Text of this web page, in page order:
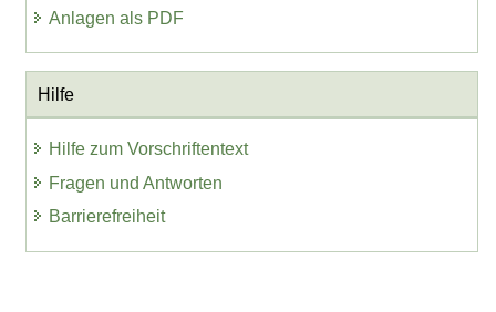
Anlagen als PDF
Hilfe
Hilfe zum Vorschriftentext
Fragen und Antworten
Barrierefreiheit